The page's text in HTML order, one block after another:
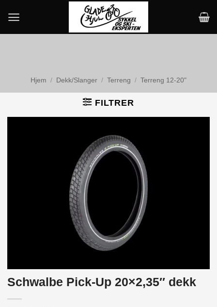
content
Hjem / Dekk/Slanger / Terreng / Terreng 12-20"
FILTRER
Schwalbe Pick-Up 20×2,35″ dekk